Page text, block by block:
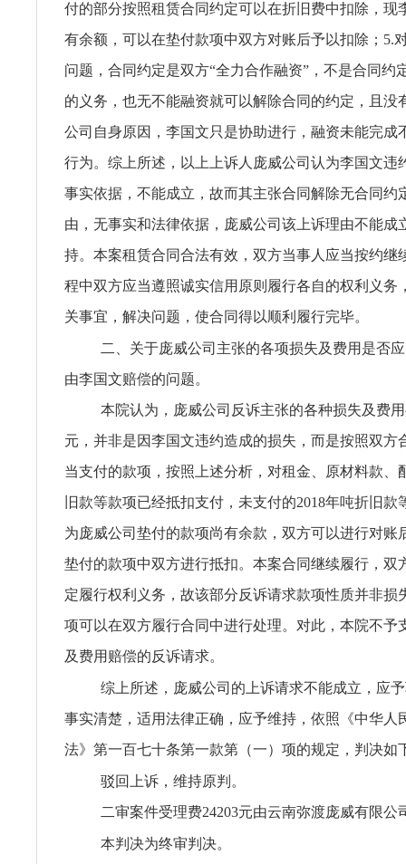
付的部分按照租赁合同约定可以在折旧费中扣除，现
有余额，可以在垫付款项中双方对账后予以扣除；5.
问题，合同约定是双方“全力合作融资”，不是合同约
的义务，也无不能融资就可以解除合同的约定，且没
公司自身原因，李国文只是协助进行，融资未能完成
行为。综上所述，以上上诉人庞威公司认为李国文违
事实依据，不能成立，故而其主张合同解除无合同约
由，无事实和法律依据，庞威公司该上诉理由不能成
持。本案租赁合同合法有效，双方当事人应当按约继
程中双方应当遵照诚实信用原则履行各自的权利义务
关事宜，解决问题，使合同得以顺利履行完毕。
二、关于庞威公司主张的各项损失及费用是否
由李国文赔偿的问题。
本院认为，庞威公司反诉主张的各种损失及费用
元，并非是因李国文违约造成的损失，而是按照双方
当支付的款项，按照上述分析，对租金、原材料款、
旧款等款项已经抵扣支付，未支付的2018年吨折旧款
为庞威公司垫付的款项尚有余款，双方可以进行对账
垫付的款项中双方进行抵扣。本案合同继续履行，双
定履行权利义务，故该部分反诉请求款项性质并非损
项可以在双方履行合同中进行处理。对此，本院不予
及费用赔偿的反诉请求。
综上所述，庞威公司的上诉请求不能成立，应
事实清楚，适用法律正确，应予维持，依照《中华人
法》第一百七十条第一款第（一）项的规定，判决如
驳回上诉，维持原判。
二审案件受理费24203元由云南弥渡庞威有限公
本判决为终审判决。